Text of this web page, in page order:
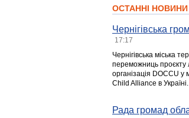
ОСТАННІ НОВИНИ
Чернігівська
17:17
Чернігівська міська
переможниць проєкту
організація DOCCU
Child Alliance в Україні.
Рада громад